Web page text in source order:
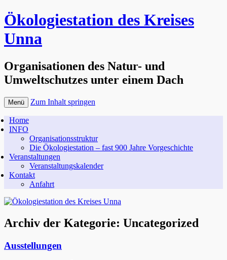
Ökologiestation des Kreises
Unna
Organisationen des Natur- und
Umweltschutzes unter einem Dach
Menü Zum Inhalt springen
Home
INFO
Organisationsstruktur
Die Ökologiestation – fast 900 Jahre Vorgeschichte
Veranstaltungen
Veranstaltungskalender
Kontakt
Anfahrt
Archiv der Kategorie: Uncategorized
Ausstellungen